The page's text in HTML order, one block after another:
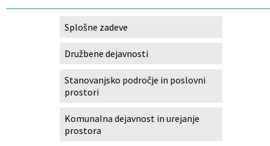
Splošne zadeve
Družbene dejavnosti
Stanovanjsko področje in poslovni
prostori
Komunalna dejavnost in urejanje
prostora